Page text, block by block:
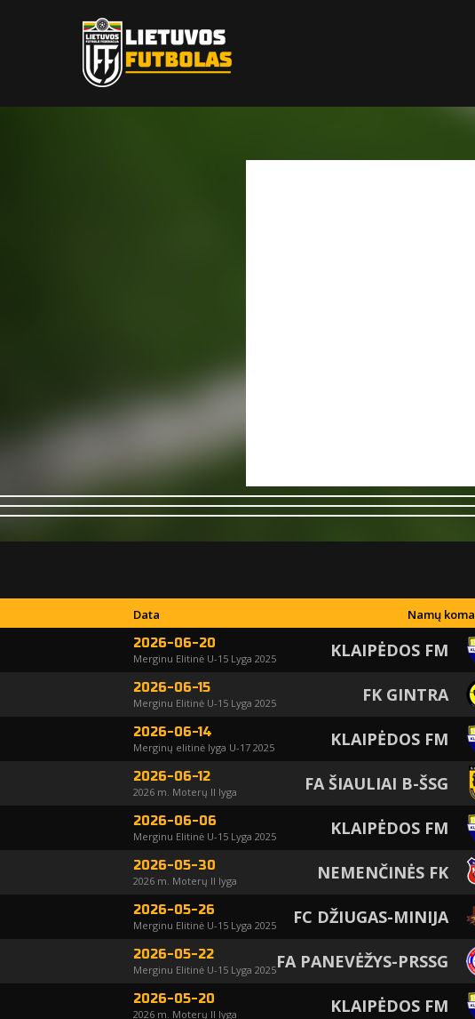
Data Namų
2026-06-20
Merginu Elitinė U-15 Lyga 2025 KLAIPĖDOS FM
2026-06-15
Merginu Elitinė U-15 Lyga 2025 FK GINTRA
2026-06-14
Merginų elitinė lyga U-17 2025 KLAIPĖDOS FM
2026-06-12
2026 m. Moterų II lyga FA ŠIAULIAI B-ŠSG
2026-06-06
Merginu Elitinė U-15 Lyga 2025 KLAIPĖDOS FM
2026-05-30
2026 m. Moterų II lyga NEMENČINĖS FK
2026-05-26
Merginu Elitinė U-15 Lyga 2025 FC DŽIUGAS-MINIJA
2026-05-22
Merginu Elitinė U-15 Lyga 2025FA PANEVĖŽYS-PRSSG
2026-05-20
2026 m. Moterų II lyga KLAIPĖDOS FM